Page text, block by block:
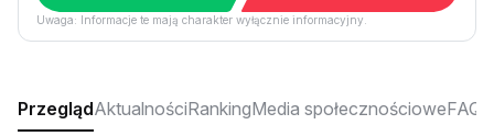
Uwaga: Informacje te mają charakter wyłącznie informacyjny.
PrzeglądAktualnościRankingMedia społecznościoweFAQ